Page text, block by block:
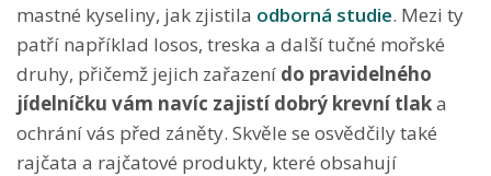
mastné kyseliny, jak zjistila odborná studie. Mezi ty
patří například losos, treska a další tučné mořské
druhy, přičemž jejich zařazení do pravidelného
jídelníčku vám navíc zajistí dobrý krevní tlaka
ochrání vás před záněty. Skvěle se osvědčily také
rajčata a rajčatové produkty, které obsahují